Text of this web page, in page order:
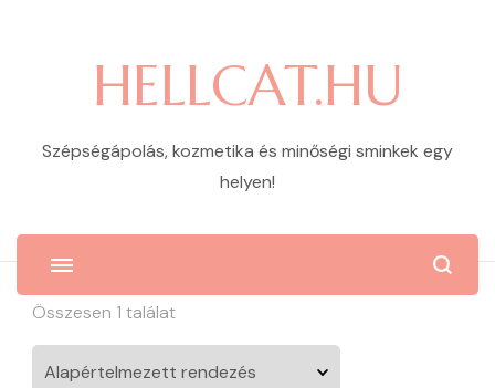
HELLCAT.HU
Szépségápolás, kozmetika és minőségi sminkek egy
helyen!
Összesen 1 találat